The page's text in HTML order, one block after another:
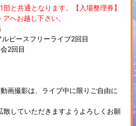
と共通となります。【入場整理券】
へお越し下さい。
ピースフリーライブ2回目
2回目
画撮影は、ライブ中に限りご自由に
散していただきますようよろしくお願